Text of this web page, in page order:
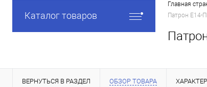
Каталог товаров
Главная
Патрон Е14-
ВЕРНУТЬСЯ В РАЗДЕЛ ОБЗОР ТОВАРА